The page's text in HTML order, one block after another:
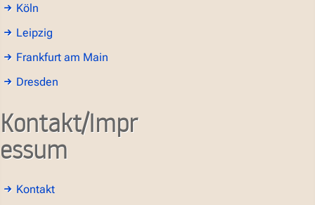
Köln
Leipzig
Frankfurt am Main
Dresden
Kontakt/Impr
essum
Kontakt